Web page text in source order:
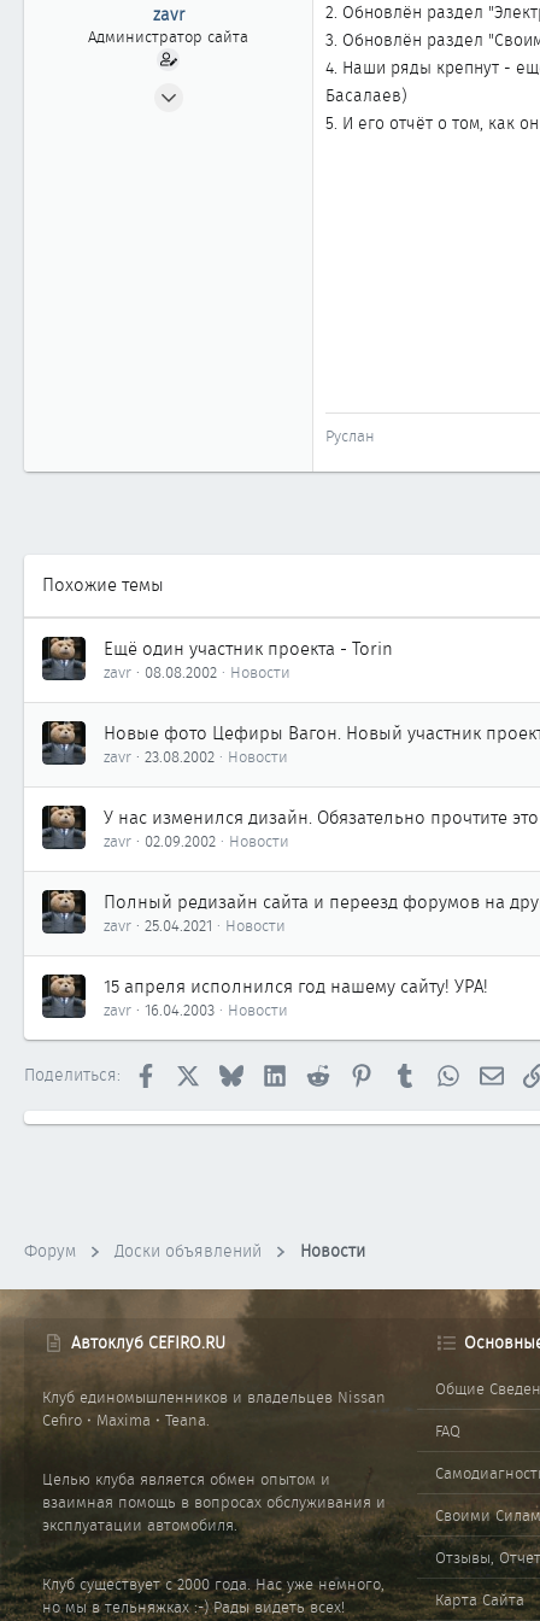
zavr
Администратор сайта
2. Обновлён раздел
3. Обновлён раздел
4. Наши ряды крепнут -
Басалаев)
5. И его отчёт о том, как
Руслан
Похожие темы
Ещё один участник проекта - Torin
zavr 08.08.2002 Новости
Новые фото Цефиры Вагон. Новый участник
zavr 23.08.2002 Новости
У нас изменился дизайн. Обязательно прочтите
zavr 02.09.2002 Новости
Полный редизайн сайта и переезд форумов на
zavr 25.04.2021 Новости
15 апреля исполнился год нашему сайту! УРА!
zavr 16.04.2003 Новости
Поделиться: Facebook Bluesky LinkedInReddit PinterestTumblrWhatsApp
Форум Доски объявлений Новости
Автоклуб CEFIRO.RU
Клуб единомышленников и владельцев Nissan
Cefiro • Maxima • Teana.
Целью клуба является обмен опытом и
взаимная помощь в вопросах обслуживания и
эксплуатации автомобиля.
Клуб существует с 2000 года. Нас уже немного,
но мы в тельняжках :-) Рады видеть всех!
Общие
FAQ
Своими
Отзывы,
Карта Сайта